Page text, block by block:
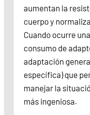
aumentan la
cuerpo y
Cuando ocurre
consumo de
adaptación
específica) que
manejar la
más ingeniosa.